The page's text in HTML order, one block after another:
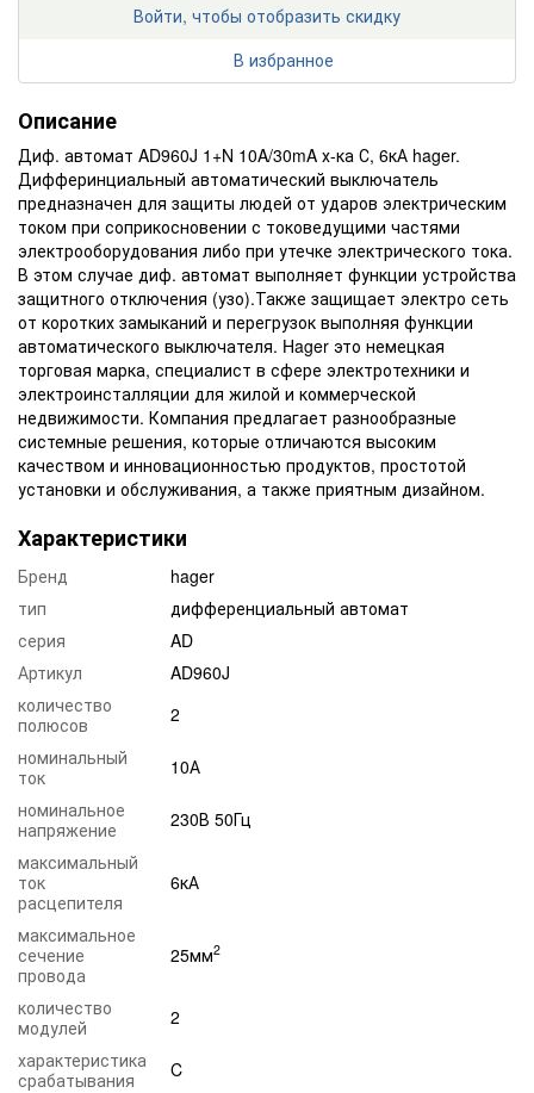
Войти, чтобы отобразить скидку
В избранное
Описание
Диф. автомат AD960J 1+N 10A/30mA х-ка С, 6кА hager.
Дифферинциальный автоматический выключатель
предназначен для защиты людей от ударов электрическим
током при соприкосновении с токоведущими частями
электрооборудования либо при утечке электрического тока.
В этом случае диф. автомат выполняет функции устройства
защитного отключения (узо).Также защищает электро сеть
от коротких замыканий и перегрузок выполняя функции
автоматического выключателя. Hager это немецкая
торговая марка, специалист в сфере электротехники и
электроинсталляции для жилой и коммерческой
недвижимости. Компания предлагает разнообразные
системные решения, которые отличаются высоким
качеством и инновационностью продуктов, простотой
установки и обслуживания, а также приятным дизайном.
Характеристики
Бренд
hager
тип
дифференциальный автомат
серия
AD
Артикул
AD960J
количество
полюсов
2
номинальный
ток
10А
номинальное
напряжение
230В 50Гц
максимальный
ток
расцепителя
6кА
максимальное
сечение
провода
25мм2
количество
модулей
2
характеристика
срабатывания
C